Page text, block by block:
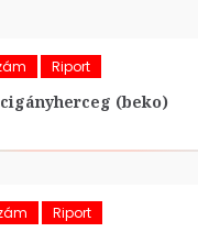
Riport
(beko)
Riport